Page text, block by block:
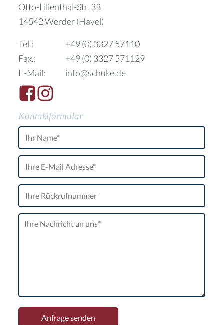
Otto-Lilienthal-Str. 33
14542 Werder (Havel)
Tel.:
+49 (0) 3327 57110
Fax.:
+49 (0) 3327 571129
E-Mail:
info@schuke.de
Kontaktformular